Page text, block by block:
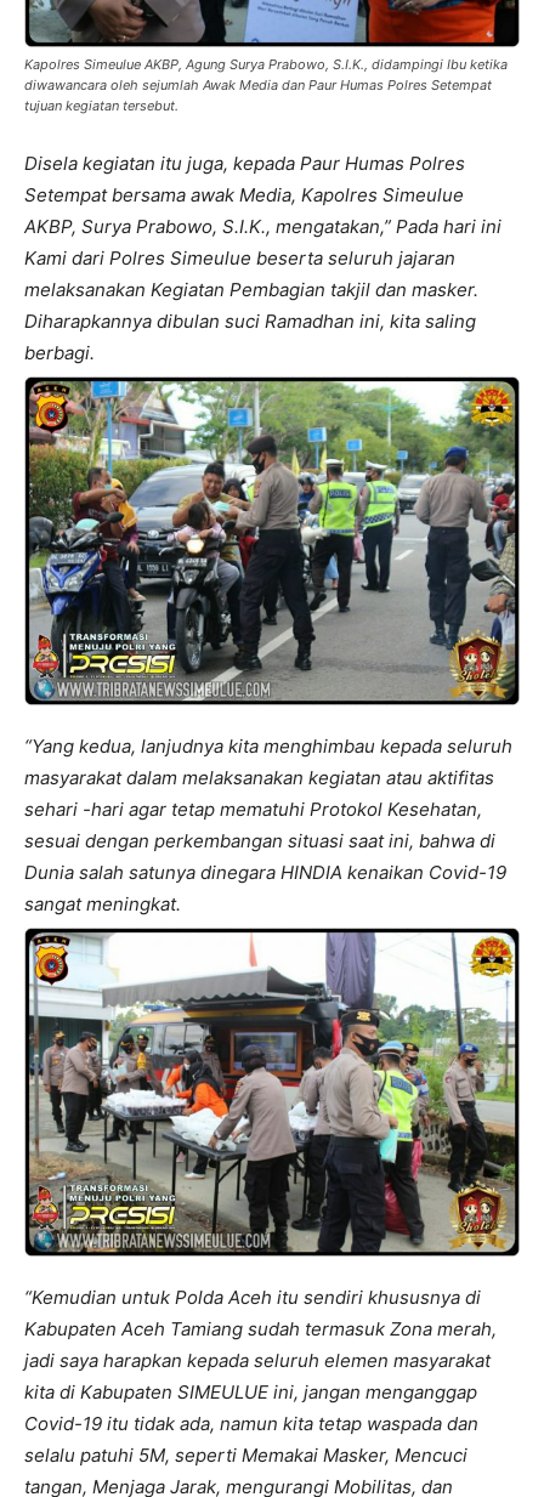
Kapolres Simeulue AKBP, Agung Surya Prabowo, S.I.K., didampingi Ibu ketika
diwawancara oleh sejumlah Awak Media dan Paur Humas Polres Setempat
tujuan kegiatan tersebut.
Disela kegiatan itu juga, kepada Paur Humas Polres
Setempat bersama awak Media, Kapolres Simeulue
AKBP, Surya Prabowo, S.I.K., mengatakan,” Pada hari ini
Kami dari Polres Simeulue beserta seluruh jajaran
melaksanakan Kegiatan Pembagian takjil dan masker.
Diharapkannya dibulan suci Ramadhan ini, kita saling
berbagi.
“Yang kedua, lanjudnya kita menghimbau kepada seluruh
masyarakat dalam melaksanakan kegiatan atau aktifitas
sehari -hari agar tetap mematuhi Protokol Kesehatan,
sesuai dengan perkembangan situasi saat ini, bahwa di
Dunia salah satunya dinegara HINDIA kenaikan Covid-19
sangat meningkat.
“Kemudian untuk Polda Aceh itu sendiri khususnya di
Kabupaten Aceh Tamiang sudah termasuk Zona merah,
jadi saya harapkan kepada seluruh elemen masyarakat
kita di Kabupaten SIMEULUE ini, jangan menganggap
Covid-19 itu tidak ada, namun kita tetap waspada dan
selalu patuhi 5M, seperti Memakai Masker, Mencuci
tangan, Menjaga Jarak, mengurangi Mobilitas, dan